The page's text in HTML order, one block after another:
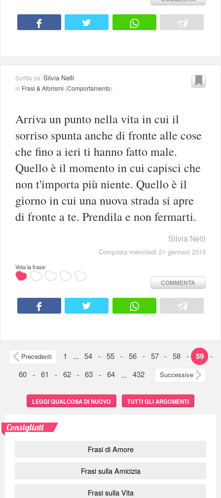
Scritta da:Silvia Nelli
in Frasi & Aforismi (Comportamento)
Arriva un punto nella vita in cui il
sorriso spunta anche di fronte alle cose
che fino a ieri ti hanno fatto male.
Quello è il momento in cui capisci che
non t'importa più niente. Quello è il
giorno in cui una nuova strada si apre
di fronte a te. Prendila e non fermarti.
Silvia Nelli
Composta mercoledì 21 gennaio 2015
Vota la frase:
COMMENTA
Precedenti 1 ... 54 - 55 - 56 - 57 - 58 - 59
-
60 - 61 - 62 - 63 - 64 ... 432 Successive
LEGGI QUALCOSA DI NUOVO TUTTI GLI ARGOMENTI
Consigliati
Frasi di Amore
Frasi sulla Amicizia
Frasi sulla Vita